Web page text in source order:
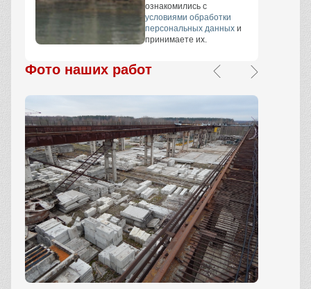
ознакомились с
условиями обработки
персональных данных и
принимаете их.
Фото наших работ